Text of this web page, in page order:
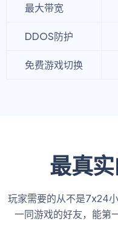
最大带宽
DDOS防护
免费游戏切换
最真
玩家需要的从不是7x24
一同游戏的好友，能第